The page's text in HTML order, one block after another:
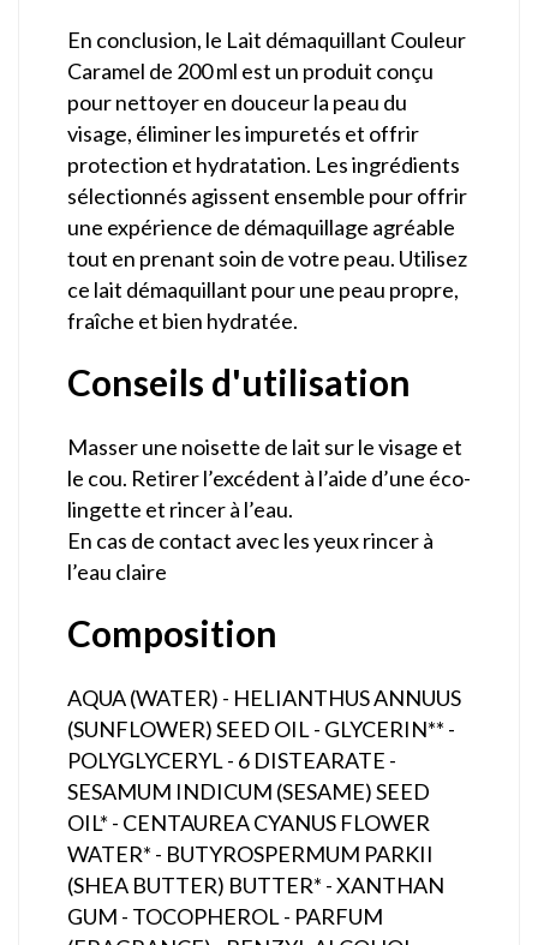
En conclusion, le Lait démaquillant Couleur
Caramel de 200 ml est un produit conçu
pour nettoyer en douceur la peau du
visage, éliminer les impuretés et offrir
protection et hydratation. Les ingrédients
sélectionnés agissent ensemble pour offrir
une expérience de démaquillage agréable
tout en prenant soin de votre peau. Utilisez
ce lait démaquillant pour une peau propre,
fraîche et bien hydratée.
Conseils d'utilisation
Masser une noisette de lait sur le visage et
le cou. Retirer l’excédent à l’aide d’une éco-
lingette et rincer à l’eau.
En cas de contact avec les yeux rincer à
l’eau claire
Composition
AQUA (WATER) - HELIANTHUS ANNUUS
(SUNFLOWER) SEED OIL - GLYCERIN** -
POLYGLYCERYL - 6 DISTEARATE -
SESAMUM INDICUM (SESAME) SEED
OIL* - CENTAUREA CYANUS FLOWER
WATER* - BUTYROSPERMUM PARKII
(SHEA BUTTER) BUTTER* - XANTHAN
GUM - TOCOPHEROL - PARFUM